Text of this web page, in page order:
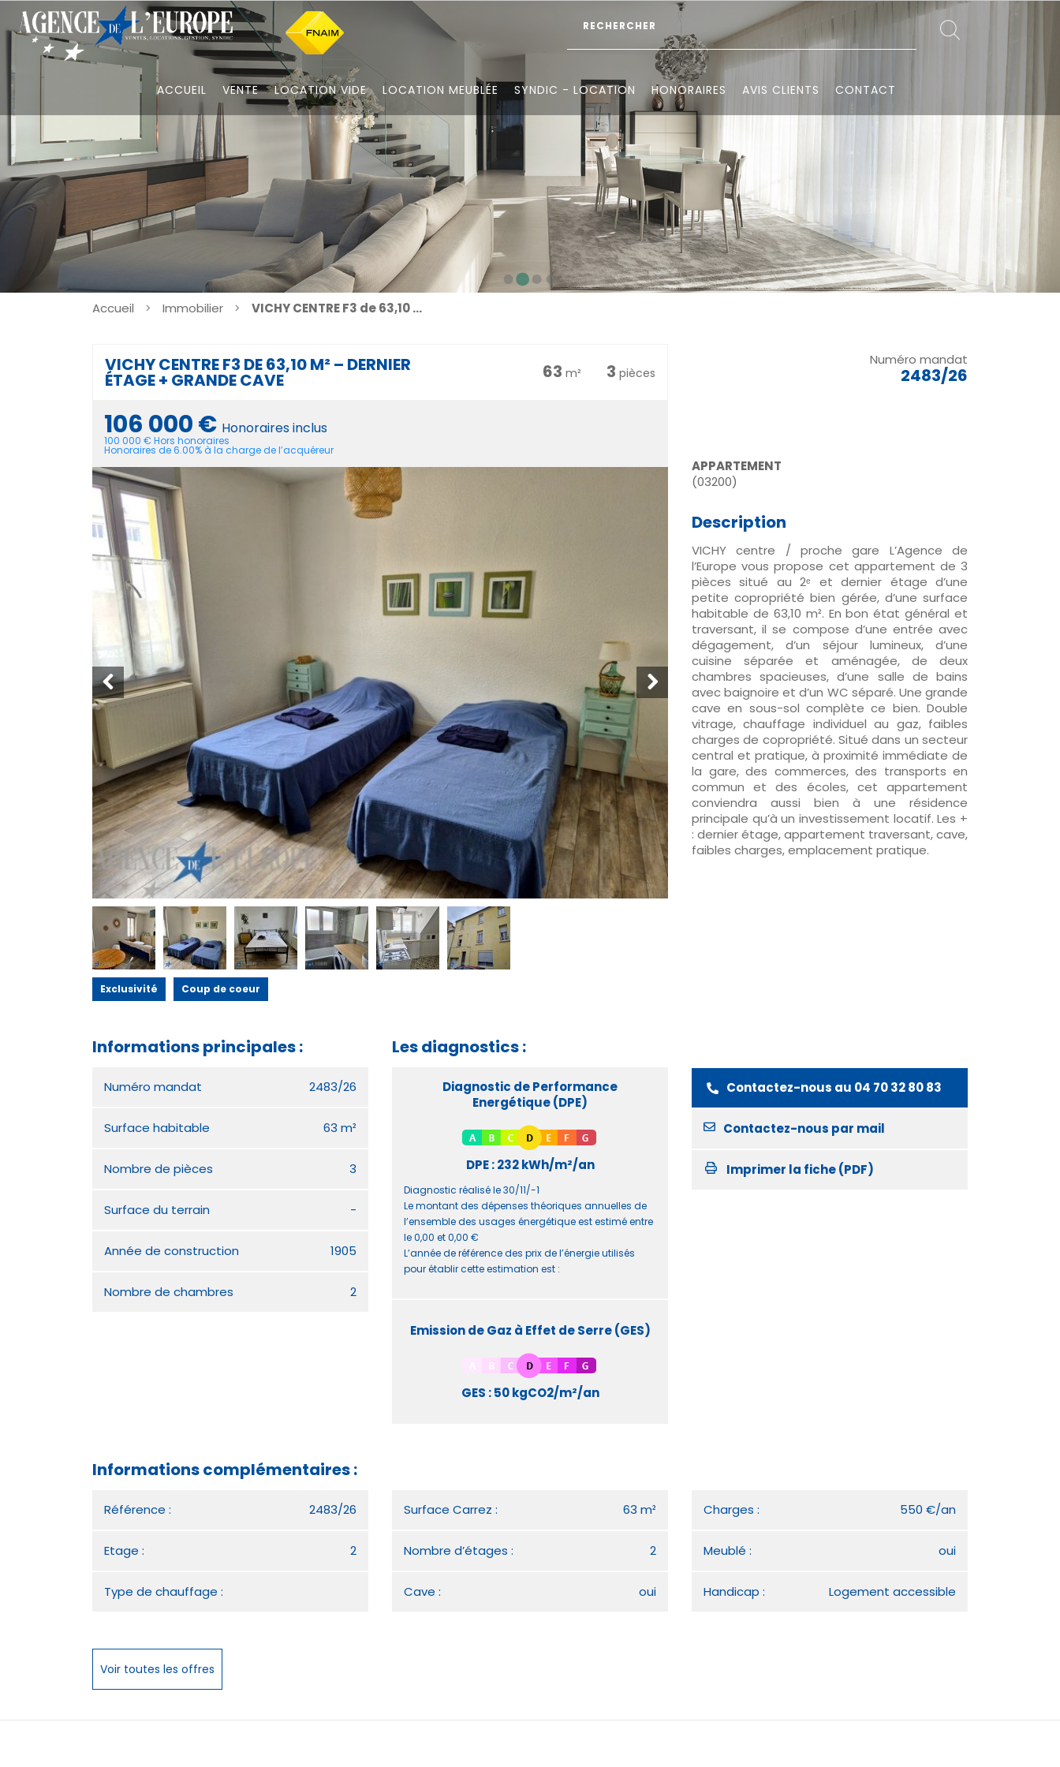
ACCUEIL VENTE LOCATION VIDE LOCATION MEUBLÉE SYNDIC - LOCATION HONORAIRES AVIS CLIENTS CONTACT
Accueil Immobilier VICHY CENTRE F3 de 63,10 m² – Dernier étage + grande cave
VICHY CENTRE F3 DE 63,10 M² – DERNIER
ÉTAGE + GRANDE CAVE 63 m² 3 pièces
106 000 € Honoraires inclus
100 000 € Hors honoraires
Honoraires de 6.00% à la charge de l’acquéreur
Exclusivité Coup de coeur
Numéro mandat
2483/26
APPARTEMENT
(03200)
Description
VICHY centre / proche gare L’Agence de
l’Europe vous propose cet appartement de 3
pièces situé au 2ᵉ et dernier étage d’une
petite copropriété bien gérée, d’une surface
habitable de 63,10 m². En bon état général et
traversant, il se compose d’une entrée avec
dégagement, d’un séjour lumineux, d’une
cuisine séparée et aménagée, de deux
chambres spacieuses, d’une salle de bains
avec baignoire et d’un WC séparé. Une grande
cave en sous-sol complète ce bien. Double
vitrage, chauffage individuel au gaz, faibles
charges de copropriété. Situé dans un secteur
central et pratique, à proximité immédiate de
la gare, des commerces, des transports en
commun et des écoles, cet appartement
conviendra aussi bien à une résidence
principale qu’à un investissement locatif. Les +
: dernier étage, appartement traversant, cave,
faibles charges, emplacement pratique.
Informations principales :
Numéro mandat 2483/26
Surface habitable 63 m²
Nombre de pièces 3
Surface du terrain -
Année de construction 1905
Nombre de chambres 2
Les diagnostics :
Diagnostic de Performance
Energétique (DPE)
DPE : 232 kWh/m²/an
Diagnostic réalisé le 30/11/-1
Le montant des dépenses théoriques annuelles de
l’ensemble des usages énergétique est estimé entre
le 0,00 et 0,00 €
L’année de référence des prix de l’énergie utilisés
pour établir cette estimation est :
Emission de Gaz à Effet de Serre (GES)
GES : 50 kgCO2/m²/an
Contactez-nous au 04 70 32 80 83
Contactez-nous par mail
Imprimer la fiche (PDF)
Informations complémentaires :
Référence : 2483/26 Surface Carrez : 63 m² Charges : 550 €/an
Etage : 2 Nombre d’étages : 2 Meublé : oui
Type de chauffage : Cave : oui Handicap : Logement accessible
Voir toutes les offres